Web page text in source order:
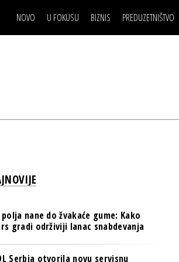
NOVO U FOKUSU BIZNIS
ESG & ENERGY
PULS REGIONA
NOVO NA RAFU
PREDUZETNIŠTVO
IZJAVA DANABIZNIS SCENA
NOVO NA RAFU
polja nane do žvakaće gume: Kako
gradi održiviji lanac snabdevanja
Serbia otvorila novu servisnu